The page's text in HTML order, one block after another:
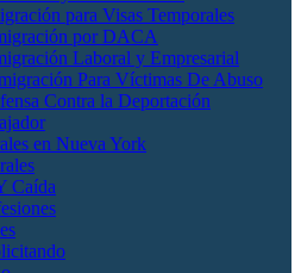
para Visas Temporales
por DACA
Laboral y Empresarial
Para Víctimas De Abuso
Contra la Deportación
en Nueva York
Caída